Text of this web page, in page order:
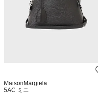
MaisonMargiela
5AC ミニ